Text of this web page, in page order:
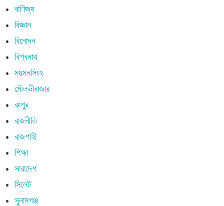
বাণিজ্য
বিজ্ঞান
বিনোদন
বিশ্বনাথ
ময়মনসিংহ
মৌলভীবাজার
রংপুর
রাজনীতি
রাজশাহী
শিক্ষা
সারাদেশ
সিলেট
সুনামগঞ্জ